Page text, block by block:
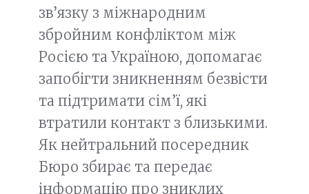
зв’язку з міжнародним
збройним конфліктом між
Росією та Україною, допомагає
запобігти зникненням безвісти
та підтримати сім’ї, які
втратили контакт з близькими.
Як нейтральний посередник
Бюро збирає та передає
інформацію про зниклих